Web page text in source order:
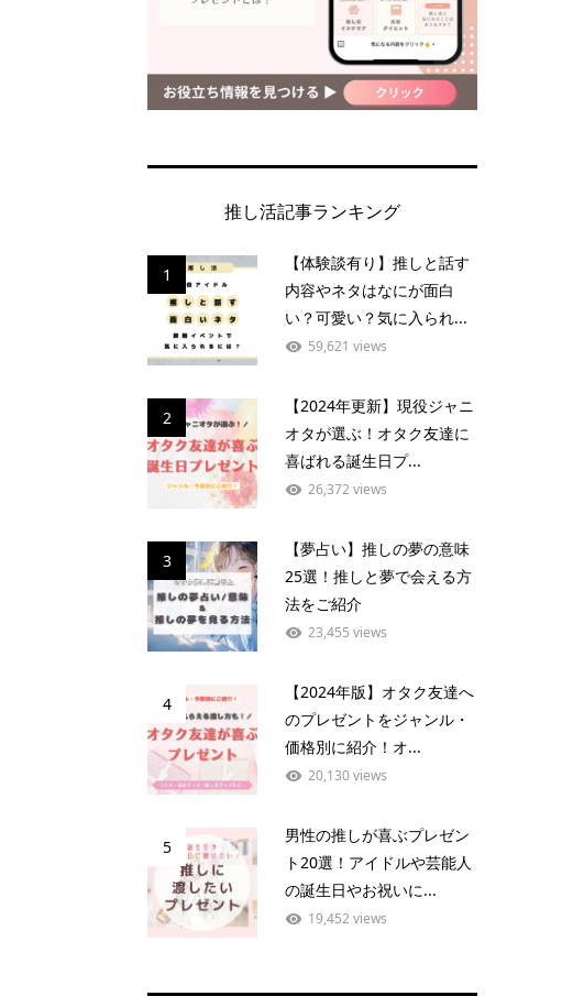
推し活記事ランキング
1
【体験談有り】推しと話す
内容やネタはなにが面白
い？可愛い？気に入られ...
59,621 views
2
【2024年更新】現役ジャニ
オタが選ぶ！オタク友達に
喜ばれる誕生日プ...
26,372 views
3
【夢占い】推しの夢の意味
25選！推しと夢で会える方
法をご紹介
23,455 views
4
【2024年版】オタク友達へ
のプレゼントをジャンル・
価格別に紹介！オ...
20,130 views
5
男性の推しが喜ぶプレゼン
ト20選！アイドルや芸能人
の誕生日やお祝いに...
19,452 views